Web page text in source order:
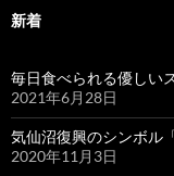
新着
毎日食べられる優しい
2021年6月28日
気仙沼復興のシンボル
2020年11月3日